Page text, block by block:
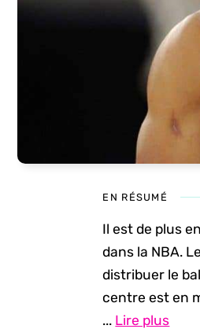
EN RÉSUMÉ
Il est de plus
dans la NBA.
distribuer le
centre est en
... Lire plus